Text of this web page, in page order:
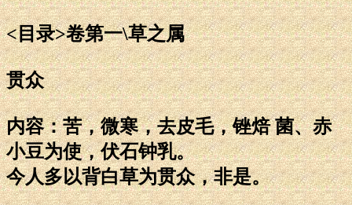
<目录>卷第一\草之属
贯众
内容：苦，微寒，去皮毛，锉焙 菌、赤
小豆为使，伏石钟乳。
今人多以背白草为贯众，非是。